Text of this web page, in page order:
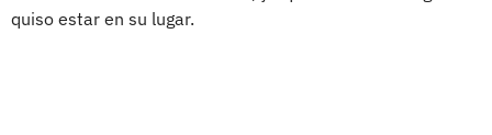
quiso estar en su lugar.